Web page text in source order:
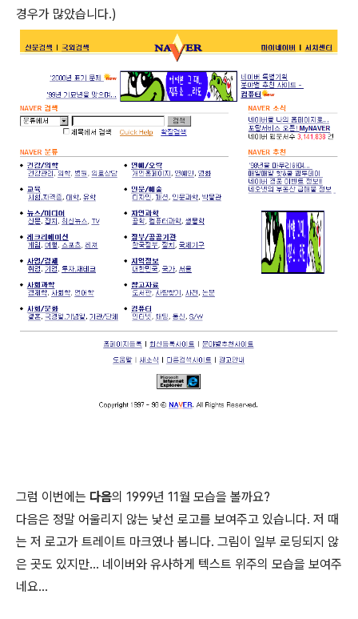
경우가 많았습니다.)
그럼 이번에는 다음의 1999년 11월 모습을 볼까요?
다음은 정말 어울리지 않는 낯선 로고를 보여주고 있습니다. 저 때
는 저 로고가 트레이트 마크였나 봅니다. 그림이 일부 로딩되지 않
은 곳도 있지만... 네이버와 유사하게 텍스트 위주의 모습을 보여주
네요...